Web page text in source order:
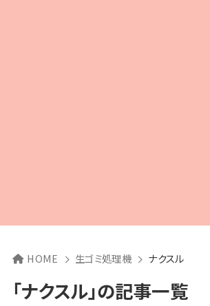
HOME 生ゴミ処理機 ナクスル
「ナクスル」の記事一覧